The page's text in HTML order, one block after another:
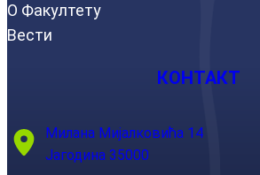
О Факултету
Вести
КОНТАКТ
Милана Мијалковића 14
Јагодина 35000